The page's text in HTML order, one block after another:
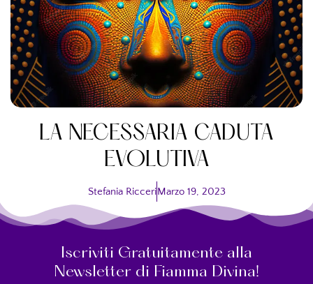
LA NECESSARIA CADUTA
EVOLUTIVA
Stefania RicceriMarzo 19, 2023
Iscriviti Gratuitamente alla
Newsletter di Fiamma Divina!